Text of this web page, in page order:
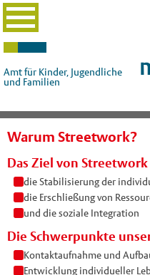
Amt für Kinder, Jugendliche
und Familien
Warum Streetwork?
Das Ziel von
die Stabilisierung der
die Erschließung von
und die soziale Integration
Die Schwerpunkte
Kontaktaufnahme und
Entwicklung individueller